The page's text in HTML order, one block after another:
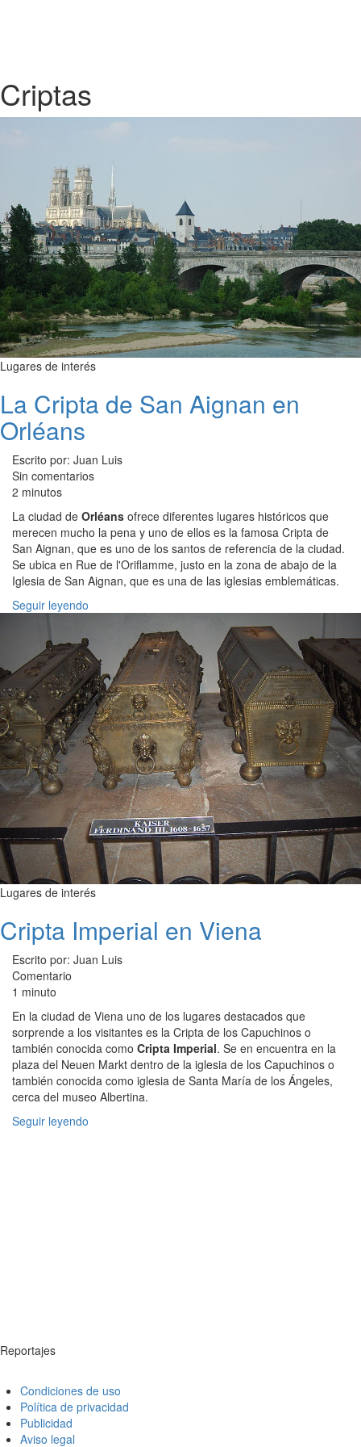
Criptas
Lugares de interés
La Cripta de San Aignan en
Orléans
Escrito por: Juan Luis
Sin comentarios
2 minutos
La ciudad de Orléans ofrece diferentes lugares históricos que
merecen mucho la pena y uno de ellos es la famosa Cripta de
San Aignan, que es uno de los santos de referencia de la ciudad.
Se ubica en Rue de l'Oriflamme, justo en la zona de abajo de la
Iglesia de San Aignan, que es una de las iglesias emblemáticas.
Seguir leyendo
Lugares de interés
Cripta Imperial en Viena
Escrito por: Juan Luis
Comentario
1 minuto
En la ciudad de Viena uno de los lugares destacados que
sorprende a los visitantes es la Cripta de los Capuchinos o
también conocida como Cripta Imperial. Se en encuentra en la
plaza del Neuen Markt dentro de la iglesia de los Capuchinos o
también conocida como iglesia de Santa María de los Ángeles,
cerca del museo Albertina.
Seguir leyendo
Reportajes
Condiciones de uso
Política de privacidad
Publicidad
Aviso legal